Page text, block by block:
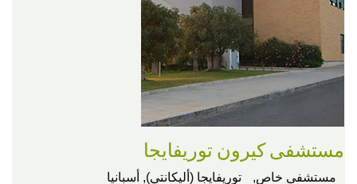
مستشفى كيرون توريفايجا
مستشفى خاص, توريفايجا (أليكانتي), أسبانيا